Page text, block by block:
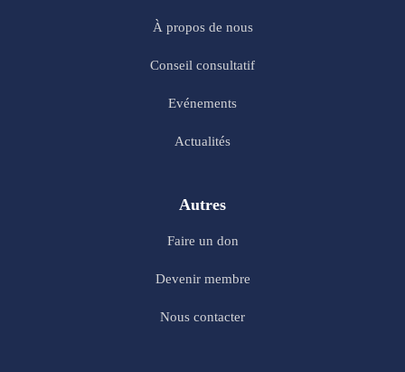
À propos de nous
Conseil consultatif
Evénements
Actualités
Autres
Faire un don
Devenir membre
Nous contacter